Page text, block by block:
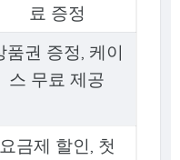
료 증정
품권 증정, 케이
스 무료 제공
요금제 할인, 첫